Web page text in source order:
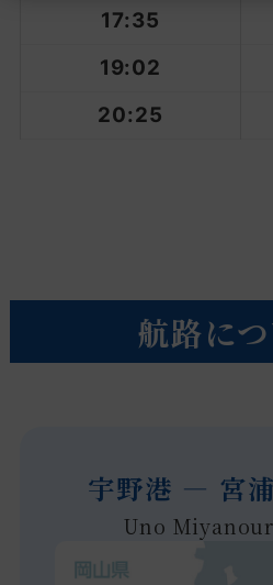
17:35
19:02
20:25
航路に
宇野港 ― 宮
Uno